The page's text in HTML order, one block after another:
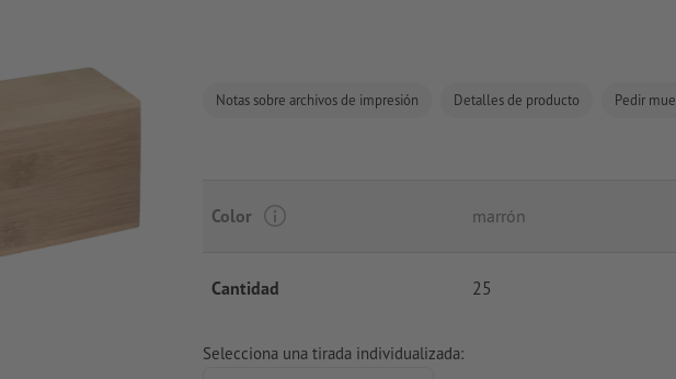
Notas sobre archivos de impresión Detalles de producto Pedir
Color marrón
Cantidad 25
Selecciona una tirada individualizada: